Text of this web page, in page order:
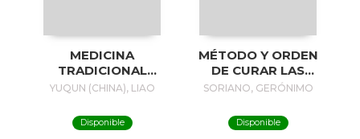
MEDICINA
TRADICIONAL
CHINA
YUQUN (CHINA), LIAO
Disponible
MÉTODO Y ORDEN
DE CURAR LAS
ENFERMEDADES
SORIANO, GERÓNIMO
Disponible